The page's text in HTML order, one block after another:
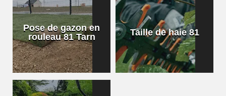
Pose de gazon en
rouleau 81 Tarn
Taille de haie 81